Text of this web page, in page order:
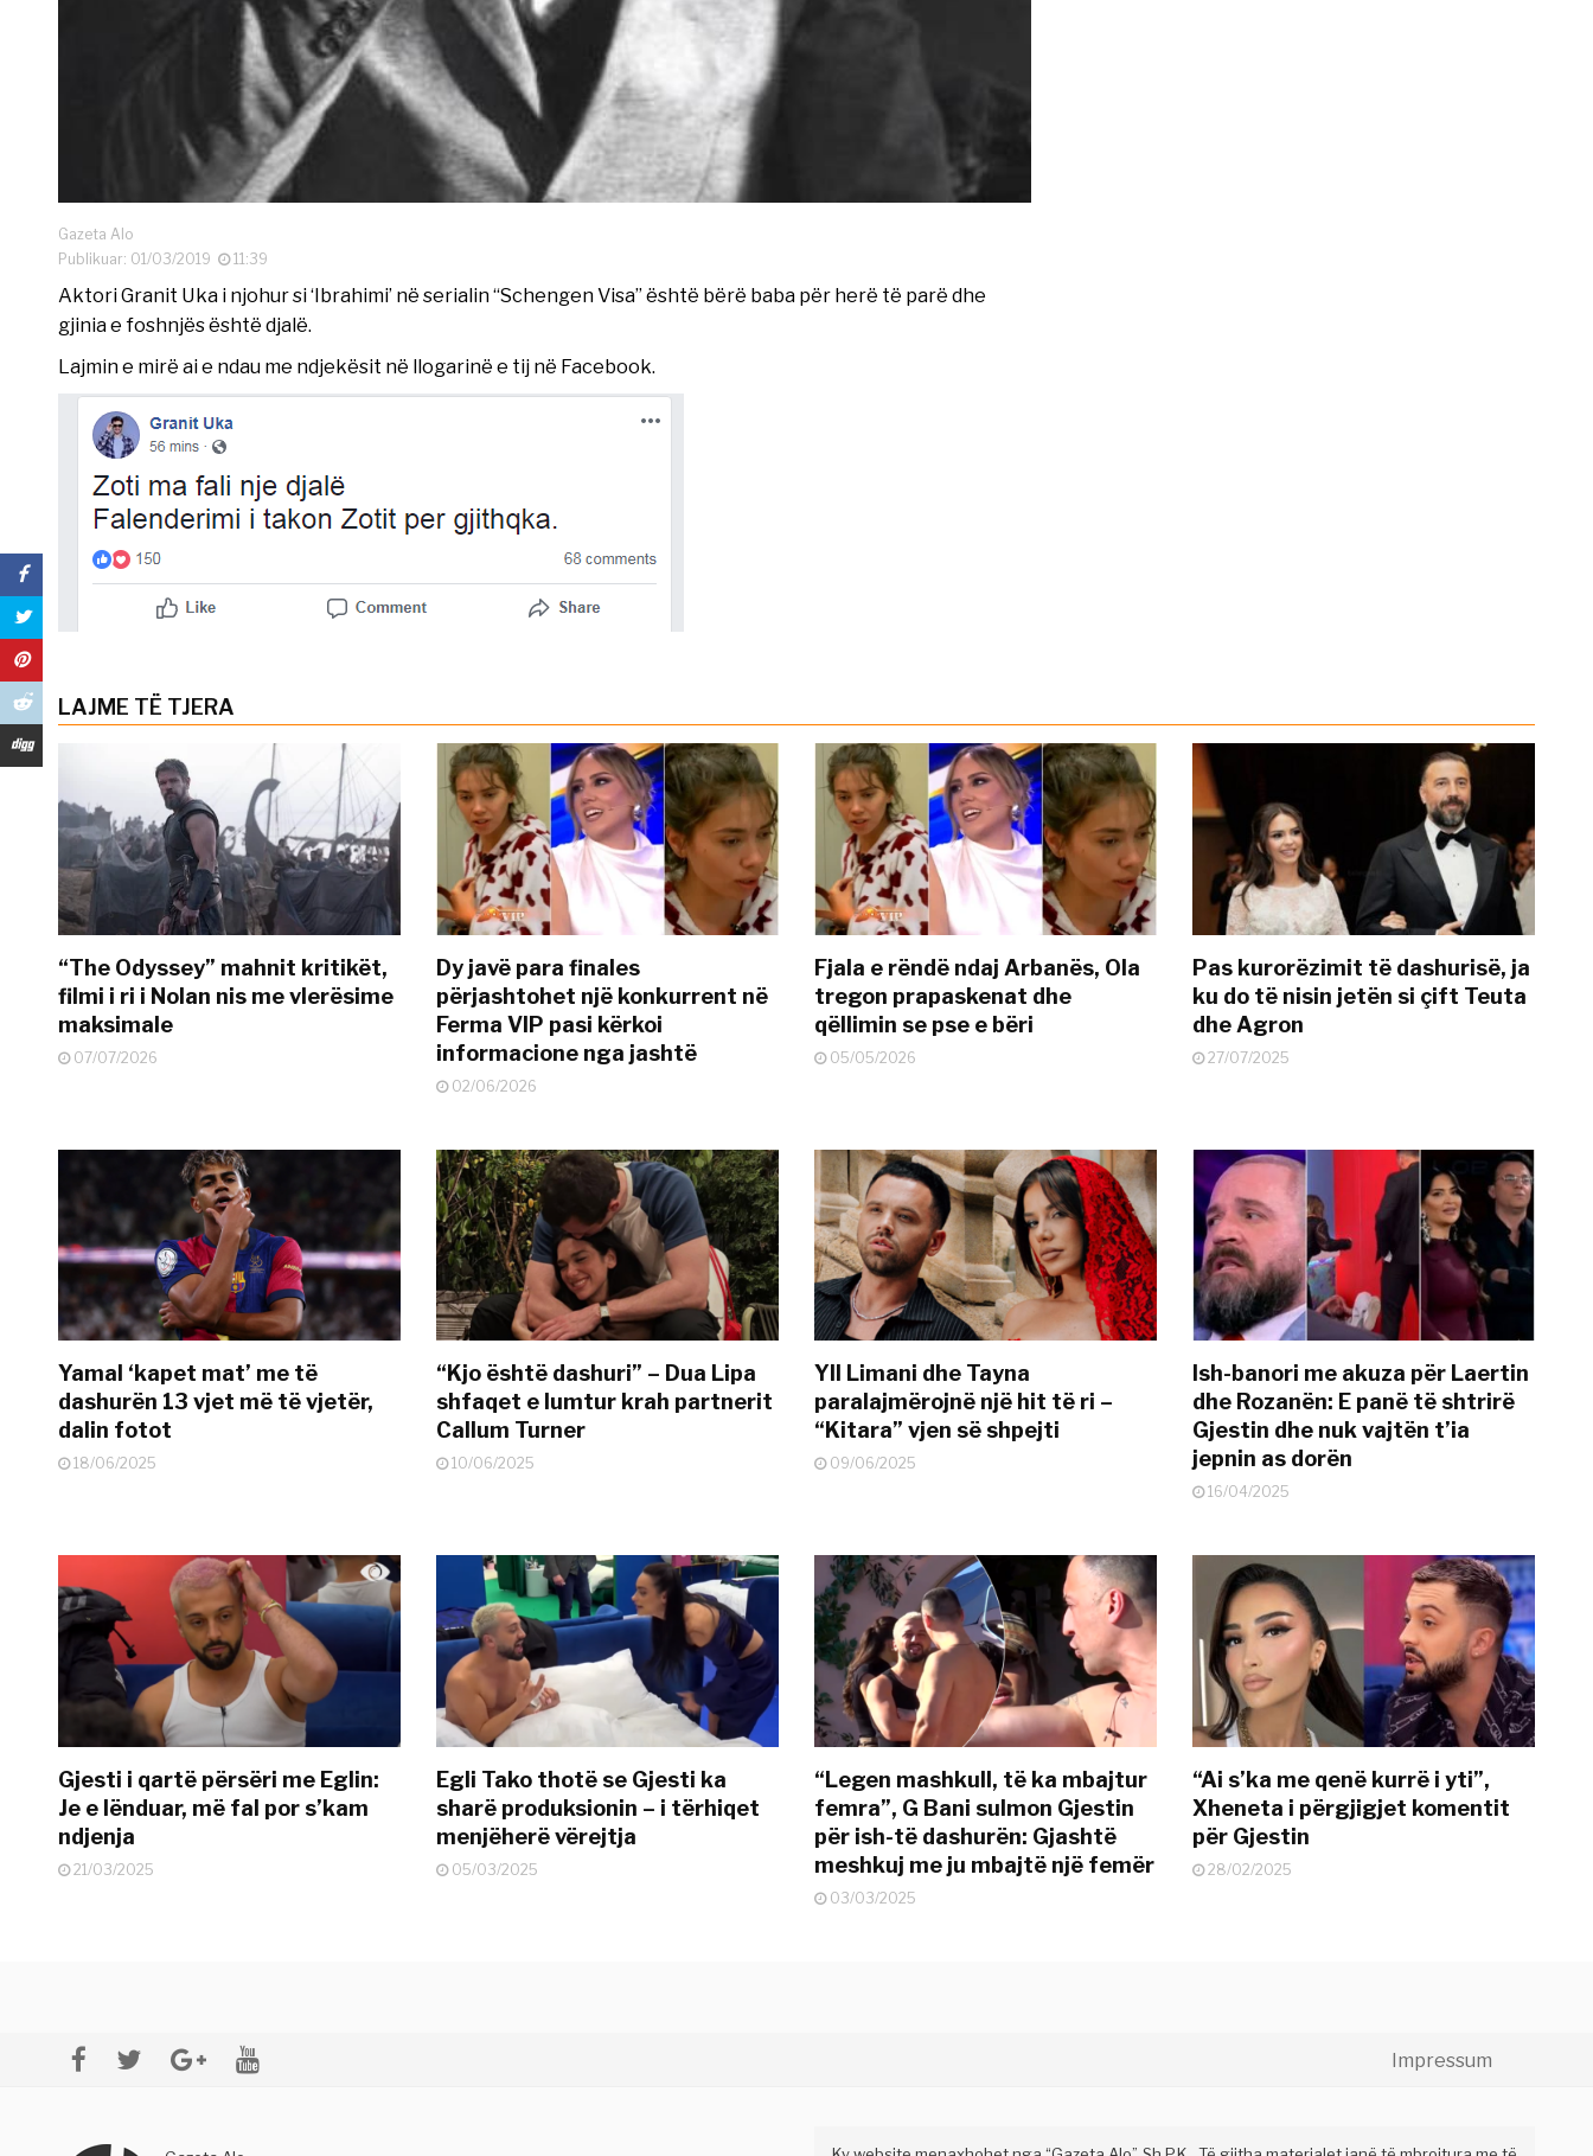
Gazeta Alo
Publikuar: 01/03/2019
11:39
Aktori Granit Uka i njohur si ‘Ibrahimi’ në serialin “Schengen Visa” është bërë baba për herë të parë dhe
gjinia e foshnjës është djalë.
Lajmin e mirë ai e ndau me ndjekësit në llogarinë e tij në Facebook.
LAJME TË TJERA
“The Odyssey” mahnit kritikët,
filmi i ri i Nolan nis me vlerësime
maksimale
07/07/2026
Dy javë para finales
përjashtohet një konkurrent në
Ferma VIP pasi kërkoi
informacione nga jashtë
02/06/2026
Fjala e rëndë ndaj Arbanës, Ola
tregon prapaskenat dhe
qëllimin se pse e bëri
05/05/2026
Pas kurorëzimit të dashurisë, ja
ku do të nisin jetën si çift Teuta
dhe Agron
27/07/2025
Yamal ‘kapet mat’ me të
dashurën 13 vjet më të vjetër,
dalin fotot
18/06/2025
“Kjo është dashuri” – Dua Lipa
shfaqet e lumtur krah partnerit
Callum Turner
10/06/2025
Yll Limani dhe Tayna
paralajmërojnë një hit të ri –
“Kitara” vjen së shpejti
09/06/2025
Ish-banori me akuza për Laertin
dhe Rozanën: E panë të shtrirë
Gjestin dhe nuk vajtën t’ia
jepnin as dorën
16/04/2025
Gjesti i qartë përsëri me Eglin:
Je e lënduar, më fal por s’kam
ndjenja
21/03/2025
Egli Tako thotë se Gjesti ka
sharë produksionin – i tërhiqet
menjëherë vërejtja
05/03/2025
“Legen mashkull, të ka mbajtur
femra”, G Bani sulmon Gjestin
për ish-të dashurën: Gjashtë
meshkuj me ju mbajtë një femër
03/03/2025
“Ai s’ka me qenë kurrë i yti”,
Xheneta i përgjigjet komentit
për Gjestin
28/02/2025
Impressum